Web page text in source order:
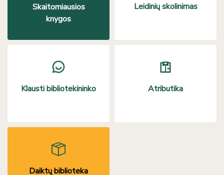
Skaitomiausios
knygos
Leidinių skolinimas
Klausti bibliotekininko Atributika
Daiktų biblioteka